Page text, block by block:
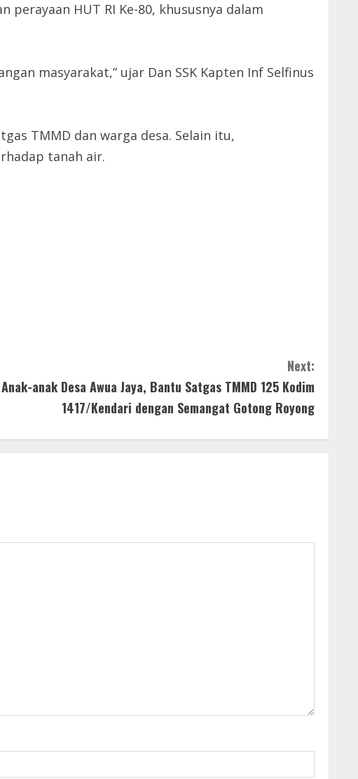
HUT RI Ke-80, khususnya dalam
masyarakat,” ujar Dan SSK Kapten Inf Selfinus
TMMD dan warga desa. Selain itu,
tanah air.
Next:
anak Desa Awua Jaya, Bantu Satgas TMMD 125 Kodim
1417/Kendari dengan Semangat Gotong Royong